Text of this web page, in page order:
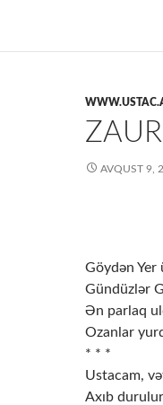
AVQUST 9,
Göydən Yer
Gündüzlər
Ən parlaq
Ozanlar
* * *
Ustacam,
Axıb